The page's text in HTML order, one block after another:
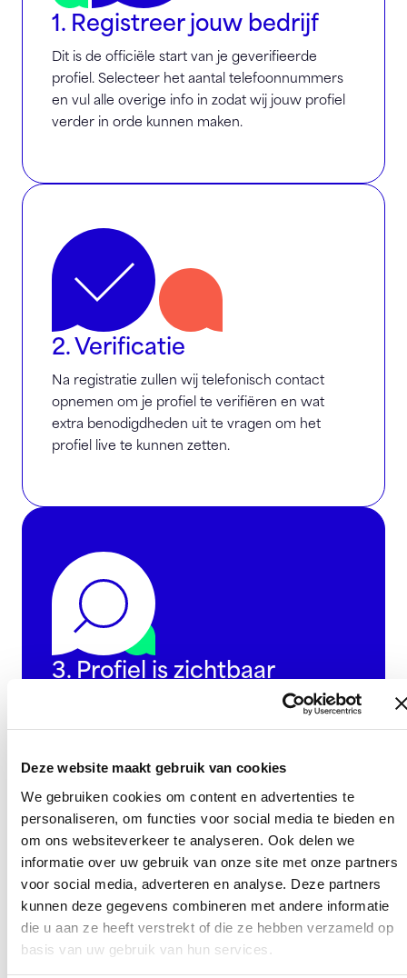
Deze website maakt gebruik van cookies
We gebruiken cookies om content en advertenties te
personaliseren, om functies voor social media te bieden en
om ons websiteverkeer te analyseren. Ook delen we
informatie over uw gebruik van onze site met onze partners
voor social media, adverteren en analyse. Deze partners
kunnen deze gegevens combineren met andere informatie
die u aan ze heeft verstrekt of die ze hebben verzameld op
basis van uw gebruik van hun services.
1. Registreer jouw bedrijf
Dit is de officiële start van je geverifieerde
profiel. Selecteer het aantal telefoonnummers
en vul alle overige info in zodat wij jouw profiel
verder in orde kunnen maken.
2. Verificatie
Na registratie zullen wij telefonisch contact
opnemen om je profiel te verifiëren en wat
extra benodigdheden uit te vragen om het
profiel live te kunnen zetten.
3. Profiel is zichtbaar
Zodra Google jouw profiel heeft geïndexeerd
kunnen mensen direct zien dat jullie hebben